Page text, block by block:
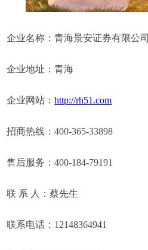
企业名称：青海景安证券有限公司
企业地址：青海
企业网站：http://rh51.com
招商热线：400-365-33898
售后服务：400-184-79191
联 系 人：蔡先生
联系电话：12148364941